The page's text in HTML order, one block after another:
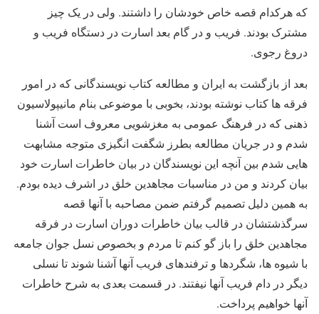
که هرکدام قصه خاص خودشان را داشتند. ولی در یک چیز
مشترک بودند. فریب و در گام بعد اسارت در دستگاه فریب و
دروغ رجوی.
بعد از بازگشت به ایران و مطالعه کتاب نویسندگانی که در امور
فرقه ها کتاب نوشته بودند، بخوبی با موضوعی بنام مانیپولاسیون
ذهنی که در فرهنگ عمومی به مغزشویی معروف است آشنا
شدم و در جریان مطالعه بطرز شگفت انگیزی متوجه مشابهت
هایی شدم بین آنچه این نویسندگان در بیان خاطرات اسارت خود
بیان کردند و من در مناسبات مجاهدین خلق در اشرف دیده بودم.
به همین دلیل تصمیم گرفتم ضمن مصاحبه با آنها قصه
سرگذشتشان در قالب بیان خاطرات دوران اسارت در فرقه
مجاهدین خلق را باز گو کنم تا مردم و بخصوص نسل جوان جامعه
با شیوه ها، شگردها و ترفندهای فریب آنها آشنا شوند تا نسلی
دیگر در دام فریب آنها نیفتند. در قسمت بعدی به شرح خاطرات
آنها خواهیم پرداخت.